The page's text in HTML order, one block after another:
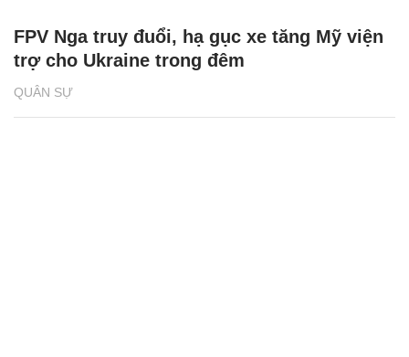
QUÂN SỰ
FPV Nga truy đuổi, hạ gục xe tăng Mỹ viện
trợ cho Ukraine trong đêm